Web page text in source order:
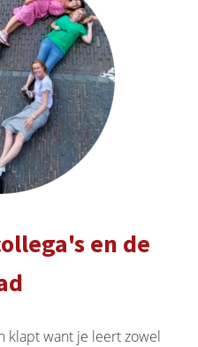
en de
klapt want je leert zowel